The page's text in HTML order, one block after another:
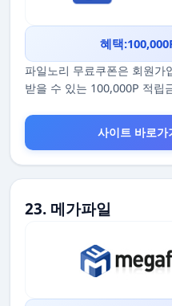
혜택
파일노리 무료쿠폰은 회원가
받을 수 있는 100,000P 적립
사이트 바로가
23. 메가파일